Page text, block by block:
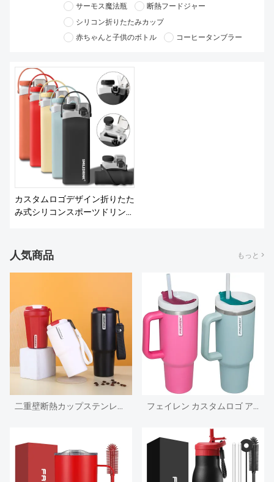
我々に連絡し
私たちについて
サーモス魔法瓶
断熱フードジャー
シリコン折りたたみカップ
赤ちゃんと子供のボトル
コーヒータンブラー
カスタムロゴデザイン折りたた
み式シリコンスポーツドリンク
人気商品 もっと >
二重壁断熱カップステンレススチールトラベルタンブラーコーヒーマグ、蓋とストラップ付き フェイレン カスタムロゴ アマゾン 人気商品 40 オンス スチール タンブラー コーヒー トラベル マグ 保冷 トラベル コーヒー マグ ハンドル付き